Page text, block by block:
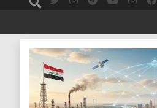
العقد الاجتماعي